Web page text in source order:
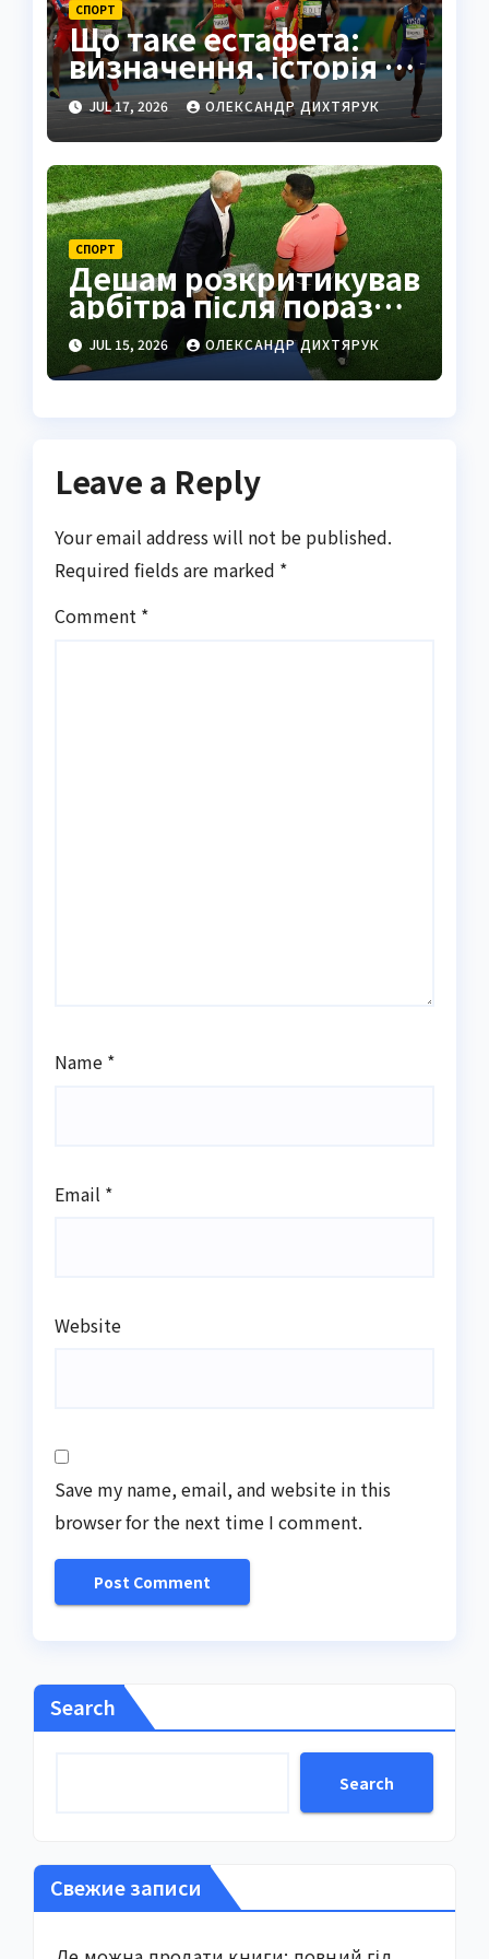
СПОРТ
Що таке естафета:
визначення, історія та
правила
JUL 17, 2026 ОЛЕКСАНДР ДИХТЯРУК
СПОРТ
Дешам розкритикував
арбітра після поразки
Франції від Іспанії
JUL 15, 2026 ОЛЕКСАНДР ДИХТЯРУК
Leave a Reply
Your email address will not be published.
Required fields are marked *
Comment *
Name *
Email *
Website
Save my name, email, and website in this
browser for the next time I comment.
Search
Search
Свежие записи